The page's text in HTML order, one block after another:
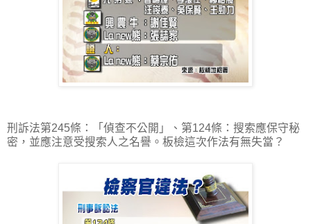
刑訴法第245條：「偵查不公開」、第124條：搜索應保守秘
密，並應注意受搜索人之名譽。板檢這次作法有無失當？